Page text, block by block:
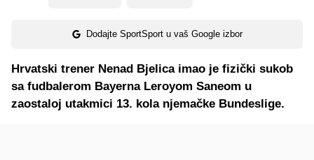
Dodajte SportSport u vaš Google izbor
Hrvatski trener Nenad Bjelica imao je fizički sukob
sa fudbalerom Bayerna Leroyom Saneom u
zaostaloj utakmici 13. kola njemačke Bundeslige.